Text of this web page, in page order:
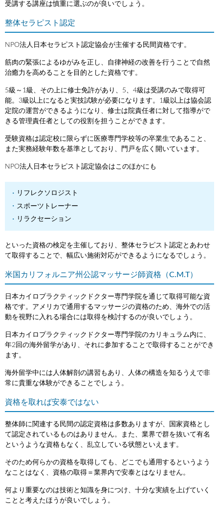
受講する講座は慎重に選ぶのが良いでしょう。
整体セラピスト認定
NPO法人日本セラピスト認定協会が主催する民間資格です。
筋肉の緊張によるゆがみを正し、自律神経の改善を行うことで自然
治癒力を高めることを目的とした資格です。
5級～1級、その上に修士免許があり、5、4級は受講のみで取得可
能。3級以上になると実技試験が必要になります。1級以上は協会認
定院の運営ができるようになり、修士は院責任者に対して指導がで
きる管理責任者としての役割を担うことができます。
受験資格は認定校に限らずに医療専門学校等の卒業生であること、
また実務経験年数を基準としており、門戸を広く開いています。
NPO法人日本セラピスト認定協会はこのほかにも
リフレクソロジスト
スポーツトレーナー
リラクセーション
といった資格の検定を主催しており、整体セラピスト認定とあわせ
て取得することで、幅広い施術対応ができるようになるでしょう。
米国カリフォルニア州公認マッサージ師資格（C.M.T）
日本カイロプラクティックドクター専門学院を通じて取得可能な資
格です。アメリカで通用するマッサージの資格のため、海外での活
動を視野に入れる場合には取得を検討するのが良いでしょう。
日本カイロプラクティックドクター専門学院のカリキュラム内に、
年2回の海外留学があり、それに参加することで取得することができ
ます。
海外留学中には人体解剖の講習もあり、人体の構造を知るうえで非
常に貴重な体験ができることでしょう。
資格を取れば安泰ではない
整体師に関連する民間の認定資格は多数ありますが、国家資格とし
て認定されているものはありません。また、業界で群を抜いて有名
というような資格もなく、乱立している状態といえます。
そのため何らかの資格を取得しても、どこでも通用するというよう
なことはなく、資格の取得＝業界内で安泰とはなりません。
何より重要なのは技術と知識を身につけ、十分な実績を上げていく
ことと考えたほうが良いでしょう。